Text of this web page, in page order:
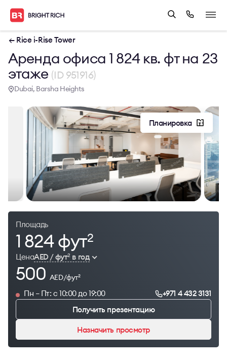
← Rice i-Rise Tower
Аренда офиса 1 824 кв. фт на 23
этаже (ID 951916)
Dubai, Barsha Heights
Планировка
Площадь
1 824 фут2
ЦенаAED / фут2в год
500 AED/фут2
Пн – Пт: с 10:00 до 19:00
+971 4 432 3131
Получить презентацию
Назначить просмотр